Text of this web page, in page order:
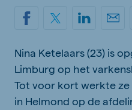
Nina Ketelaars (23) is
Limburg op het
Tot voor kort werkte
in Helmond op de